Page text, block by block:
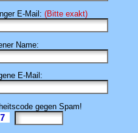
E-Mail: (Bitte exakt)
Name:
E-Mail:
gegen Spam!